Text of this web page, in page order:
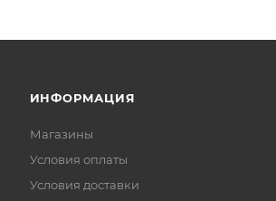
ИНФОРМАЦИЯ
Магазины
Условия оплаты
Условия доставки